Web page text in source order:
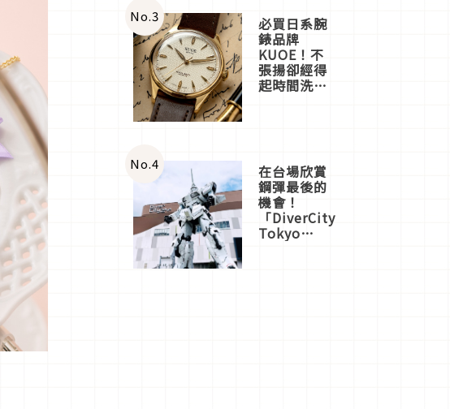
No.3 必買日系腕
錶品牌
KUOE！不
張揚卻經得
起時間洗鍊
No.4 在台場欣賞
鋼彈最後的
機會！
「DiverCity
Tokyo